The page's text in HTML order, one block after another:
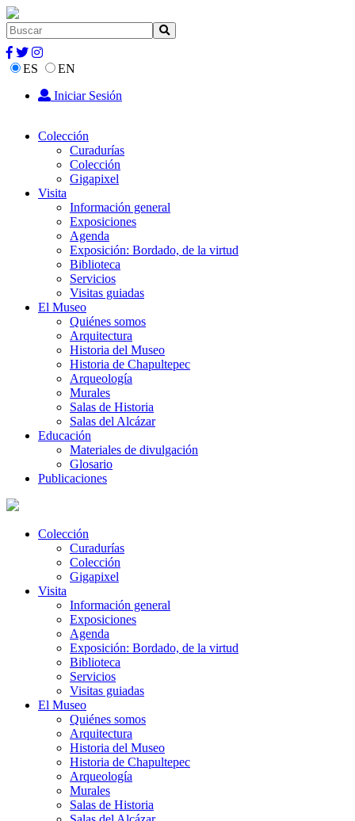
ES
EN
Iniciar Sesión
Colección
Curadurías
Colección
Gigapixel
Visita
Información general
Exposiciones
Agenda
Exposición: Bordado, de la virtud
Biblioteca
Servicios
Visitas guiadas
El Museo
Quiénes somos
Arquitectura
Historia del Museo
Historia de Chapultepec
Arqueología
Murales
Salas de Historia
Salas del Alcázar
Educación
Materiales de divulgación
Glosario
Publicaciones
Colección
Curadurías
Colección
Gigapixel
Visita
Información general
Exposiciones
Agenda
Exposición: Bordado, de la virtud
Biblioteca
Servicios
Visitas guiadas
El Museo
Quiénes somos
Arquitectura
Historia del Museo
Historia de Chapultepec
Arqueología
Murales
Salas de Historia